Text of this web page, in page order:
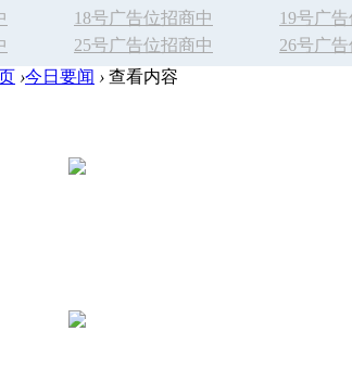
18号广告位招商中 19号广
25号广告位招商中 26号广
›今日要闻 › 查看内容